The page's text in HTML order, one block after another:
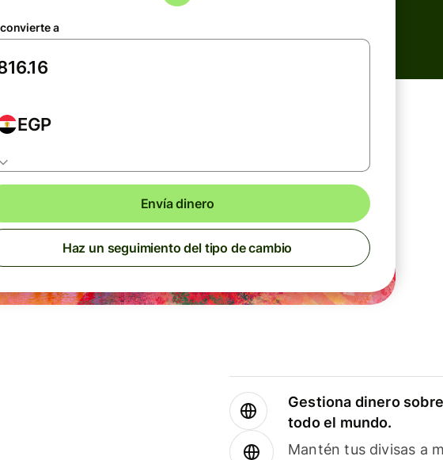
a
EGP
Envía dinero
Haz un seguimiento del tipo de cambio
Gestiona dinero
todo el mundo.
Mantén tus divisas a